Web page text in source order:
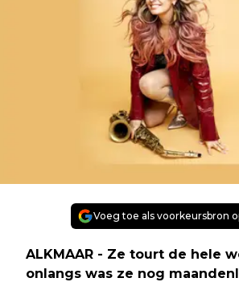
Voeg toe als voorkeursbron
ALKMAAR - Ze tourt de hele
onlangs was ze nog